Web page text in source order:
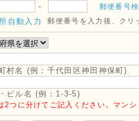
-
郵便番号
郵便番号を入力後、クリ
村名 (例：千代田区神田神保町)
ビル名 (例：1-3-5)
2つに分けてご記入ください。マンシ